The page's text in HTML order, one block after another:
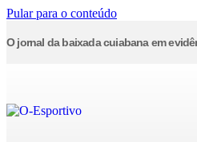
Pular para o conteúdo
O jornal da baixada cuiabana em